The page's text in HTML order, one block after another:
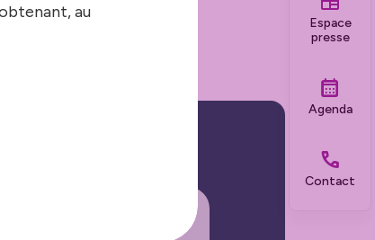
Espace
presse
Agenda
Contact
et
au